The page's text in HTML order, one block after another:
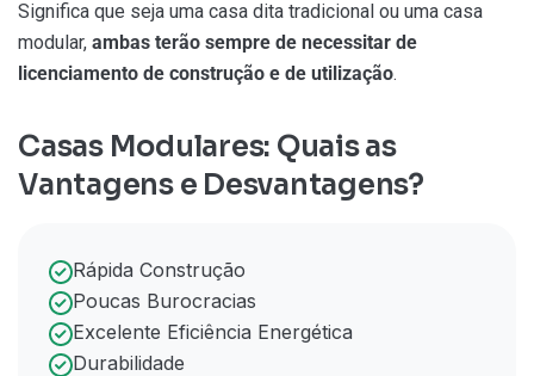
Significa que seja uma casa dita tradicional ou uma casa
modular, ambas terão sempre de necessitar de
licenciamento de construção e de utilização.
Casas Modulares: Quais as
Vantagens e Desvantagens?
Rápida Construção
Poucas Burocracias
Excelente Eficiência Energética
Durabilidade